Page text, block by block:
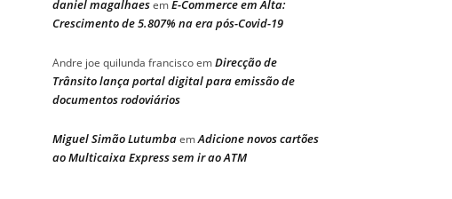
daniel magalhaesemE-Commerce em Alta:
Crescimento de 5.807% na era pós-Covid-19
Andre joe quilunda franciscoemDirecção de
Trânsito lança portal digital para emissão de
documentos rodoviários
Miguel Simão LutumbaemAdicione novos cartões
ao Multicaixa Express sem ir ao ATM